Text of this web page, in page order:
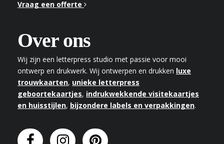
Vraag een offerte
Over ons
Wij zijn een letterpress studio met passie voor mooi
ontwerp en drukwerk. Wij ontwerpen en drukken luxe
trouwkaarten, unieke letterpress
geboortekaartjes, indrukwekkende visitekaartjes
en huisstijlen, bijzondere labels en verpakkingen.